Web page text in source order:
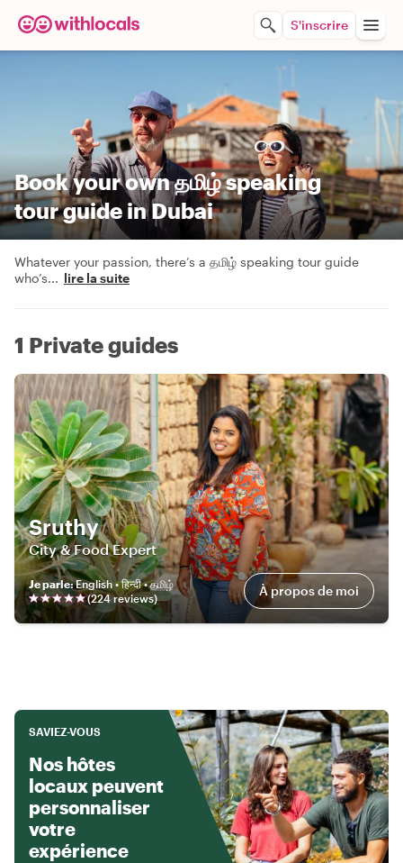
S'inscrire
Book your own தமிழ் speaking
tour guide in Dubai
Whatever your passion, there’s a தமிழ் speaking tour guide
who’s... lire la suite
1 Private guides
Sruthy
City & Food Expert
Je parle:English • हिन्दी • தமிழ்
(224reviews) À propos de moi
SAVIEZ-VOUS
Nos hôtes
locaux peuvent
personnaliser
votre
expérience